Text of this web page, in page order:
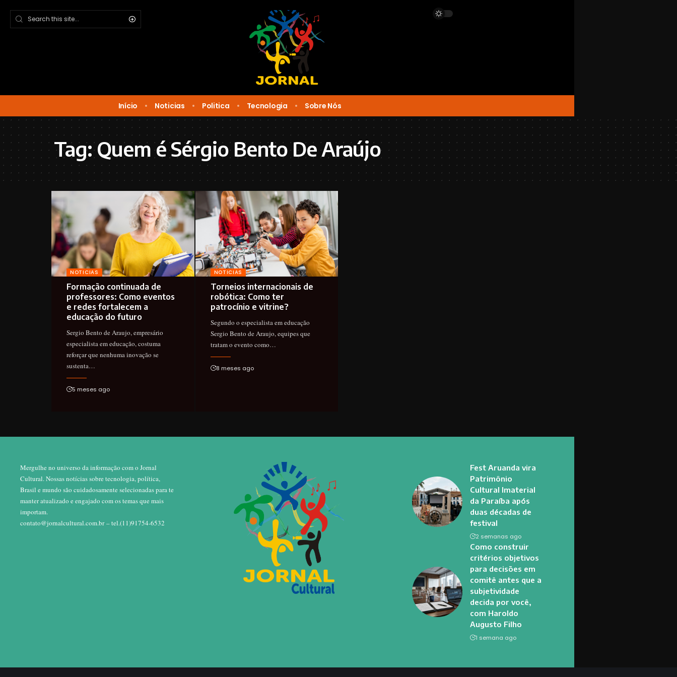
Início Noticias Politica Tecnologia Sobre Nós
Tag:Quem é Sérgio Bento De Araújo
NOTICIAS
Formação continuada de
professores: Como eventos
e redes fortalecem a
educação do futuro
Sergio Bento de Araujo, empresário
especialista em educação, costuma
reforçar que nenhuma inovação se
sustenta…
5 meses ago
NOTICIAS
Torneios internacionais de
robótica: Como ter
patrocínio e vitrine?
Segundo o especialista em educação
Sergio Bento de Araujo, equipes que
tratam o evento como…
8 meses ago
Mergulhe no universo da informação com o Jornal
Cultural. Nossas notícias sobre tecnologia, política,
Brasil e mundo são cuidadosamente selecionadas para te
manter atualizado e engajado com os temas que mais
importam.
contato@jornalcultural.com.br– tel.(11)91754-6532
Fest Aruanda vira
Patrimônio
Cultural Imaterial
da Paraíba após
duas décadas de
festival
2 semanas ago
Como construir
critérios objetivos
para decisões em
comitê antes que a
subjetividade
decida por você,
com Haroldo
Augusto Filho
1 semana ago